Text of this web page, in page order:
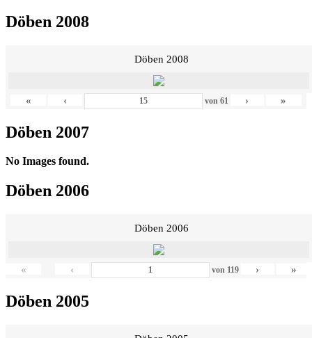
Döben 2008
Döben 2008
« ‹ von 61 › »
Döben 2007
No Images found.
Döben 2006
Döben 2006
« ‹ von 119 › »
Döben 2005